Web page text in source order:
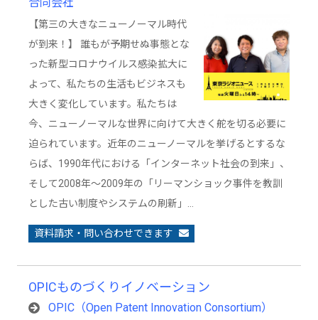
【第三の大きなニューノーマル時代
が到来！】 誰もが予期せぬ事態とな
った新型コロナウイルス感染拡大に
よって、私たちの生活もビジネスも
大きく変化しています。私たちは
今、ニューノーマルな世界に向けて大きく舵を切る必要に
迫られています。近年のニューノーマルを挙げるとするな
らば、1990年代における「インターネット社会の到来」、
そして2008年～2009年の「リーマンショック事件を教訓
とした古い制度やシステムの刷新」…
資料請求・問い合わせできます
OPICものづくりイノベーション
OPIC（Open Patent Innovation Consortium）